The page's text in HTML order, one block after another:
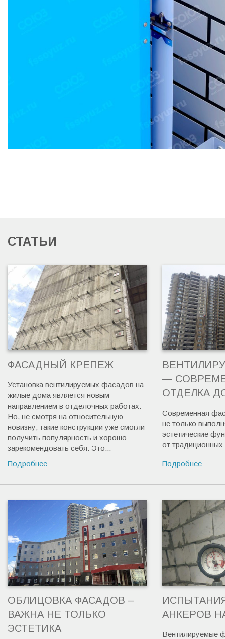
СТАТЬИ
ФАСАДНЫЙ КРЕПЕЖ
Установка вентилируемых фасадов на
жилые дома является новым
направлением в отделочных работах.
Но, не смотря на относительную
новизну, такие конструкции уже смогли
получить популярность и хорошо
зарекомендовать себя. Это...
Подробнее
—
ОТДЕЛКА
Современная
не только
эстетические
от
Подробнее
ОБЛИЦОВКА ФАСАДОВ –
ВАЖНА НЕ ТОЛЬКО
ЭСТЕТИКА
АНКЕРОВ
Вентилируемые